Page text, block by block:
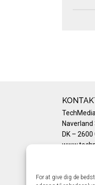
For at give dig de
Naverland
DK –
Telefon: